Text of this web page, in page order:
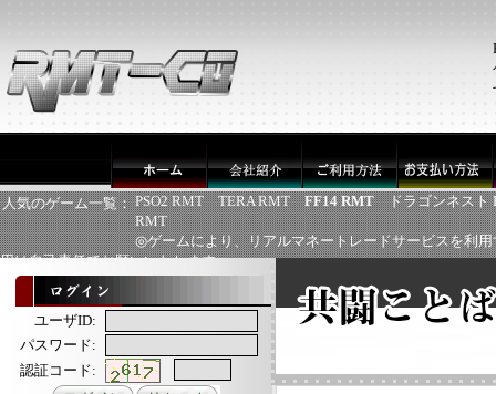
人気のゲーム一覧： PSO2 RMT TERA RMT FF14 RMT
ドラゴンネスト
RMT
◎ゲームにより、リアルマネートレードサービスを利
用は自己責任でお願いいたします
ユーザID:
パスワード:
認証コード: